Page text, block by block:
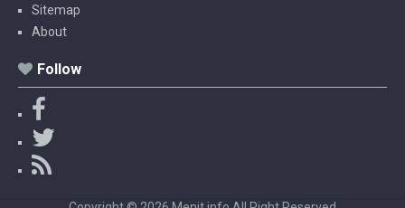
Sitemap
About
Follow
a
c
e